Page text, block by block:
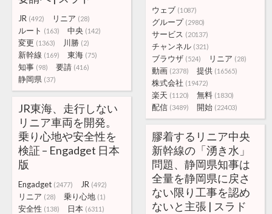
ウェブ (1087)
グループ (2980)
サービス (20137)
チャンネル (321)
ブラウザ (524) リニア (28)
動画 (2378) 提供 (16565)
株式会社 (19472)
楽天 (1120) 無料 (1830)
配信 (3489) 開始 (22403)
JR (492) リニア (28)
ルート (163) 中央 (142)
変更 (1363) 川勝 (2)
新幹線 (169) 東海 (75)
知事 (98) 要請 (416)
静岡県 (37)
JR東海、走行しない
リニア車両を開発。
乗り心地や安全性を
検証 – Engadget 日本
版
Engadget (2477) JR (492)
リニア (28) 乗り心地 (1)
安全性 (138) 日本 (6311)
膠着するリニア中央
新幹線の「湧き水」
問題、静岡県知事は
全量を静岡県に戻さ
ない限り工事を認め
ないと主張 | スラド